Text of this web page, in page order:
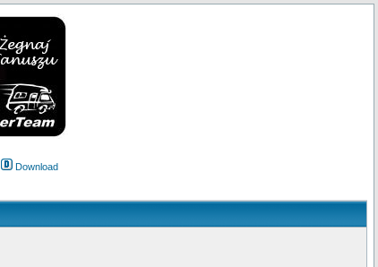
Download